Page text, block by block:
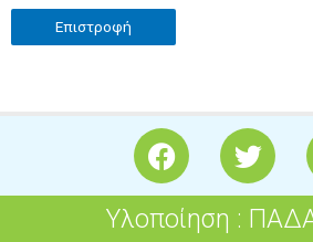
Επιστροφή
F
a
c
e
T
w
i
t
Υλοποίηση :